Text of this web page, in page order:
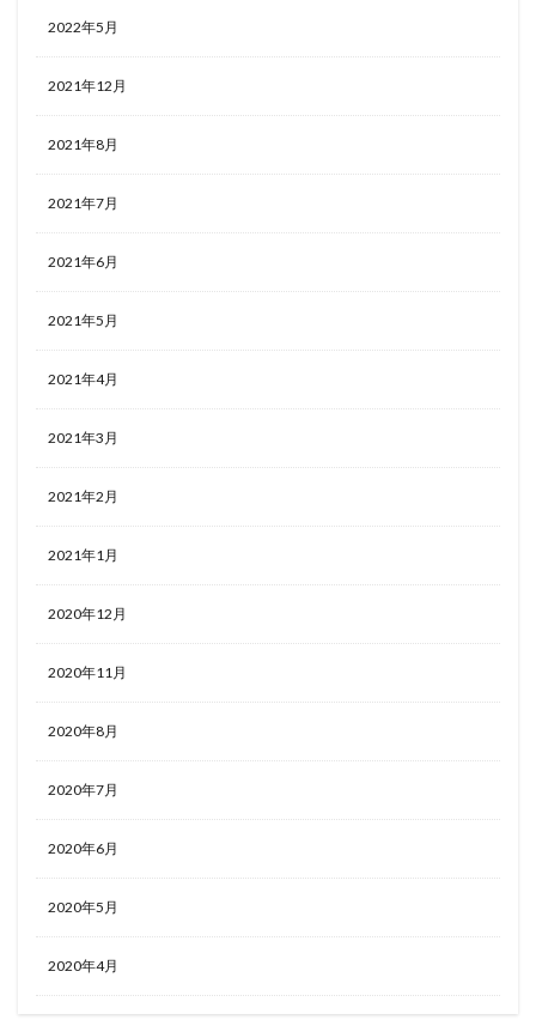
2022年5月
2021年12月
2021年8月
2021年7月
2021年6月
2021年5月
2021年4月
2021年3月
2021年2月
2021年1月
2020年12月
2020年11月
2020年8月
2020年7月
2020年6月
2020年5月
2020年4月